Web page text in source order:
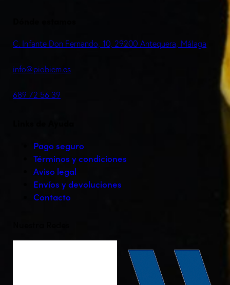
C. Infante Don Fernando, 10, 29200 Antequera, Málaga
info@piobiem.es
689 72 56 39
Pago seguro
Términos y condiciones
Aviso legal
Envíos y devoluciones
Contacto